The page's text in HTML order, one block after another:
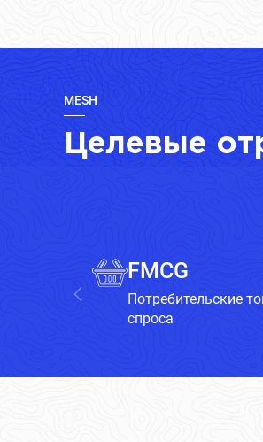
MESH
Целевые
FMCG
Потребительские
спроса